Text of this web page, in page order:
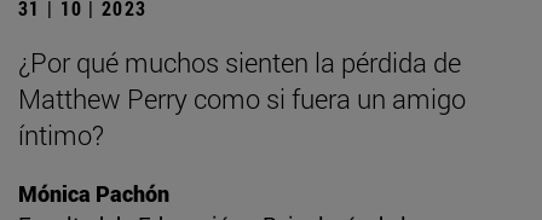
31 | 10 | 2023
¿Por qué muchos sienten la pérdida de
Matthew Perry como si fuera un amigo
íntimo?
Mónica Pachón